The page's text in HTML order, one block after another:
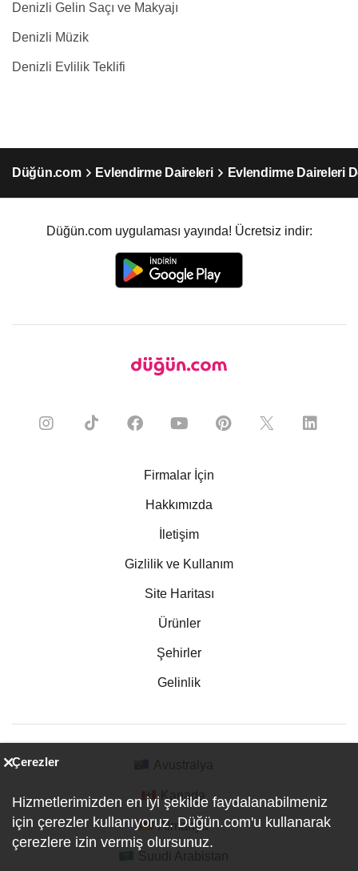
Denizli Gelin Saçı ve Makyajı
Denizli Müzik
Denizli Evlilik Teklifi
Düğün.com Evlendirme Daireleri Evlendirme Daireleri
Düğün.com uygulaması yayında! Ücretsiz indir:
Firmalar İçin
Hakkımızda
İletişim
Gizlilik ve Kullanım
Site Haritası
Ürünler
Şehirler
Gelinlik
Kanada
Almanya
Çerezler
Hizmetlerimizden en iyi şekilde faydalanabilmeniz
için çerezler kullanıyoruz. Düğün.com'u kullanarak
çerezlere izin vermiş olursunuz.